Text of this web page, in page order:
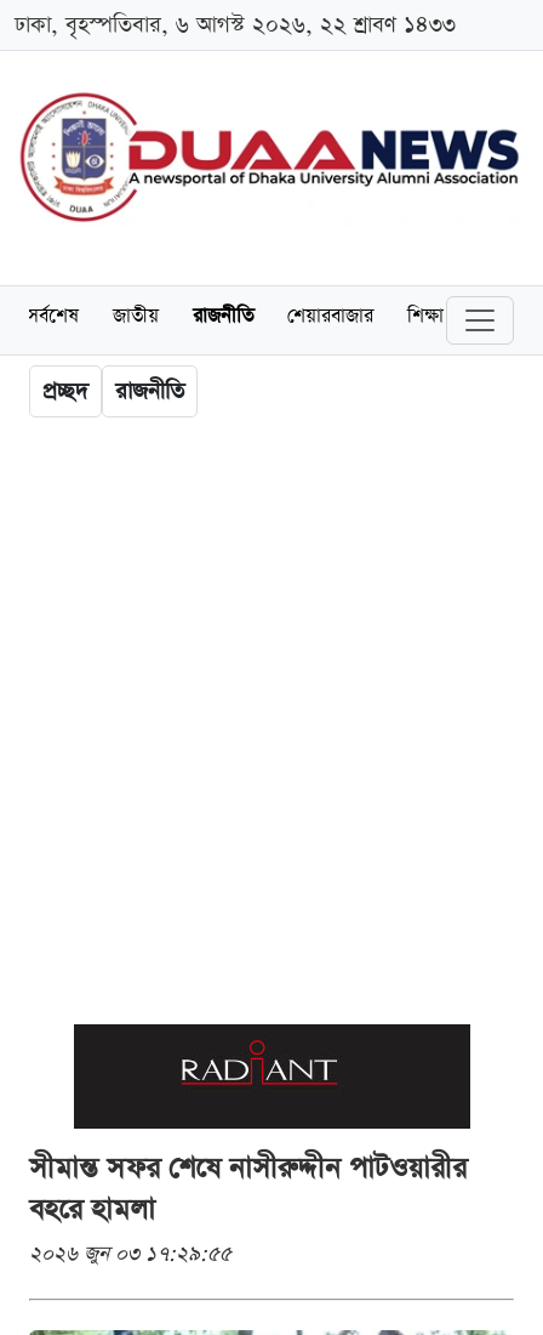
ঢাকা, বৃহস্পতিবার, ৬ আগস্ট ২০২৬, ২২ শ্রাবণ ১৪৩৩
সর্বশেষ জাতীয় রাজনীতি শেয়ারবাজার শিক্ষা
প্রচ্ছদ রাজনীতি
সীমান্ত সফর শেষে নাসীরুদ্দীন পাটওয়ারীর
বহরে হামলা
২০২৬ জুন ০৩ ১৭:২৯:৫৫